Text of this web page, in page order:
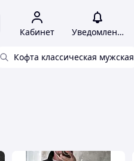
Кабинет Уведомления
Кофта классическая мужская